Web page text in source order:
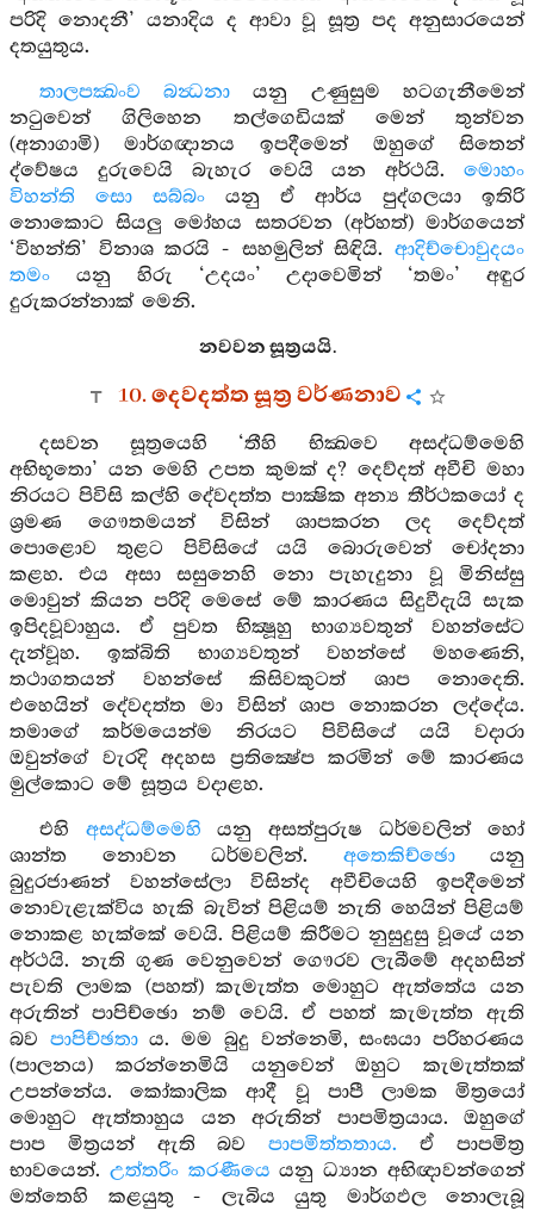
පරිදි නොදනී’ යනාදිය ද ආවා වූ සූත්‍ර පද අනුසාරයෙන්
දතයුතුය.
තාලපක්‍ඛංව බන්‍ධනායනු උණුසුම හටගැනීමෙන්
නටුවෙන් ගිලිහෙන තල්ගෙඩියක් මෙන් තුන්වන
(අනාගාමි) මාර්ගඥානය ඉපදීමෙන් ඔහුගේ සිතෙන්
ද්වේෂය දුරුවෙයි බැහැර වෙයි යන අර්ථයි. මොහං
විහන්ති සො සබ්බං යනු ඒ ආර්ය පුද්ගලයා ඉතිරි
නොකොට සියලු මෝහය සතරවන (අර්හත්) මාර්ගයෙන්
‘විහන්ති’ විනාශ කරයි - සහමුලින් සිඳියි. ආදිච්චොවුදයං
තමං යනු හිරු ‘උදයං’ උදාවෙමින් ‘තමං’ අඳුර
දුරුකරන්නාක් මෙනි.
නවවන සූත්‍රයයි.
10. දෙවදත්ත සූත්‍ර වර්ණනාව
දසවන සූත්‍රයෙහි ‘තීහි භික්‍ඛවෙ අසද්ධම්මෙහි
අභිභූතො’ යන මෙහි උපත කුමක් ද? දෙව්දත් අවීචි මහා
නිරයට පිවිසි කල්හි දේවදත්ත පාක්‍ෂික අන්‍ය තීර්ථකයෝ ද
ශ්‍රමණ ගෞතමයන් විසින් ශාපකරන ලද දෙව්දත්
පොළොව තුළට පිවිසියේ යයි බොරුවෙන් චෝදනා
කළහ. එය අසා සසුනෙහි නො පැහැදුනා වූ මිනිස්සු
මොවුන් කියන පරිදි මෙසේ මේ කාරණය සිදුවීදැයි සැක
ඉපිදවූවාහුය. ඒ පුවත භික්‍ෂූහු භාග්‍යවතුන් වහන්සේට
දැන්වූහ. ඉක්බිති භාග්‍යවතුන් වහන්සේ මහණෙනි,
තථාගතයන් වහන්සේ කිසිවකුටත් ශාප නොදෙති.
එහෙයින් දේවදත්ත මා විසින් ශාප නොකරන ලද්දේය.
තමාගේ කර්මයෙන්ම නිරයට පිවිසියේ යයි වදාරා
ඔවුන්ගේ වැරදි අදහස ප්‍රතික්‍ෂේප කරමින් මේ කාරණය
මුල්කොට මේ සූත්‍රය වදාළහ.
එහි අසද්ධම්මෙහියනු අසත්පුරුෂ ධර්මවලින් හෝ
ශාන්ත නොවන ධර්මවලින්. අතෙකිච්ඡොයනු
බුදුරජාණන් වහන්සේලා විසින්ද අවීචියෙහි ඉපදීමෙන්
නොවැළැක්විය හැකි බැවින් පිළියම් නැති හෙයින් පිළියම්
නොකළ හැක්කේ වෙයි. පිළියම් කිරීමට නුසුදුසු වූයේ යන
අර්ථයි. නැති ගුණ වෙනුවෙන් ගෞරව ලැබීමේ අදහසින්
පැවති ලාමක (පහත්) කැමැත්ත මොහුට ඇත්තේය යන
අරුතින් පාපිච්ඡො නම් වෙයි. ඒ පහත් කැමැත්ත ඇති
බව පාපිච්ඡතාය. මම බුදු වන්නෙමි, සංඝයා පරිහරණය
(පාලනය) කරන්නෙමියි යනුවෙන් ඔහුට කැමැත්තක්
උපන්නේය. කෝකාලික ආදී වූ පාපී ලාමක මිත්‍රයෝ
මොහුට ඇත්තාහුය යන අරුතින් පාපමිත්‍රයාය. ඔහුගේ
පාප මිත්‍රයන් ඇති බවපාපමිත්තතාය. ඒ පාපමිත්‍ර
භාවයෙන්. උත්තරිං කරණීයෙයනු ධ්‍යාන අභිඥාවන්ගෙන්
මත්තෙහි කළයුතු - ලැබිය යුතු මාර්ගඵල නොලැබූ